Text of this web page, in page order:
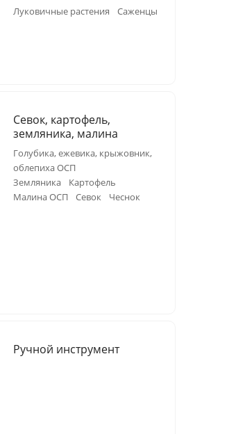
Луковичные растения Саженцы
Севок, картофель,
земляника, малина
Голубика, ежевика, крыжовник,
облепиха ОСП
Земляника
Картофель
Малина ОСП
Севок Чеснок
Ручной инструмент